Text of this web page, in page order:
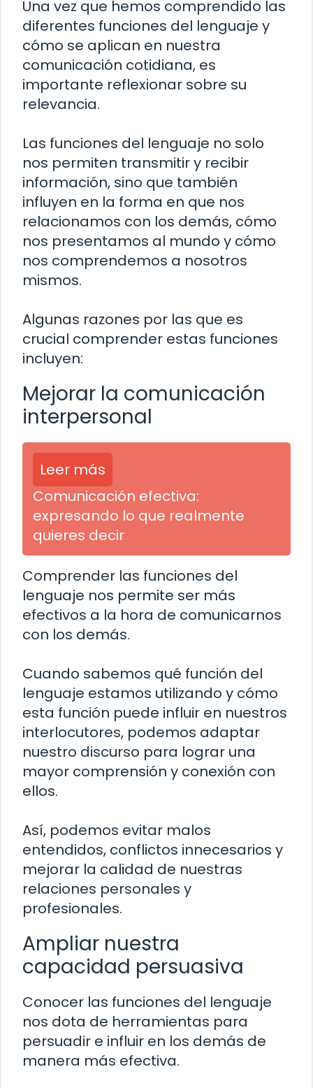
Una vez que hemos comprendido las
diferentes funciones del lenguaje y
cómo se aplican en nuestra
comunicación cotidiana, es
importante reflexionar sobre su
relevancia.
Las funciones del lenguaje no solo
nos permiten transmitir y recibir
información, sino que también
influyen en la forma en que nos
relacionamos con los demás, cómo
nos presentamos al mundo y cómo
nos comprendemos a nosotros
mismos.
Algunas razones por las que es
crucial comprender estas funciones
incluyen:
Mejorar la comunicación
interpersonal
Leer más
Comunicación efectiva:
expresando lo que realmente
quieres decir
Comprender las funciones del
lenguaje nos permite ser más
efectivos a la hora de comunicarnos
con los demás.
Cuando sabemos qué función del
lenguaje estamos utilizando y cómo
esta función puede influir en nuestros
interlocutores, podemos adaptar
nuestro discurso para lograr una
mayor comprensión y conexión con
ellos.
Así, podemos evitar malos
entendidos, conflictos innecesarios y
mejorar la calidad de nuestras
relaciones personales y
profesionales.
Ampliar nuestra
capacidad persuasiva
Conocer las funciones del lenguaje
nos dota de herramientas para
persuadir e influir en los demás de
manera más efectiva.